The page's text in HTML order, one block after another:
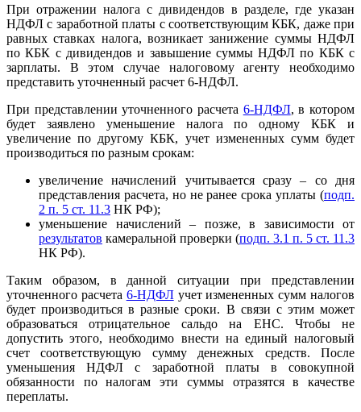
При отражении налога с дивидендов в разделе, где указан
НДФЛ с заработной платы с соответствующим КБК, даже при
равных ставках налога, возникает занижение суммы НДФЛ
по КБК с дивидендов и завышение суммы НДФЛ по КБК с
зарплаты. В этом случае налоговому агенту необходимо
представить уточненный расчет 6-НДФЛ.
При представлении уточненного расчета 6-НДФЛ, в котором
будет заявлено уменьшение налога по одному КБК и
увеличение по другому КБК, учет измененных сумм будет
производиться по разным срокам:
увеличение начислений учитывается сразу – со дня
представления расчета, но не ранее срока уплаты (подп.
2 п. 5 ст. 11.3 НК РФ);
уменьшение начислений – позже, в зависимости от
результатов камеральной проверки (подп. 3.1 п. 5 ст. 11.3
НК РФ).
Таким образом, в данной ситуации при представлении
уточненного расчета 6-НДФЛучет измененных сумм налогов
будет производиться в разные сроки. В связи с этим может
образоваться отрицательное сальдо на ЕНС. Чтобы не
допустить этого, необходимо внести на единый налоговый
счет соответствующую сумму денежных средств. После
уменьшения НДФЛ с заработной платы в совокупной
обязанности по налогам эти суммы отразятся в качестве
переплаты.